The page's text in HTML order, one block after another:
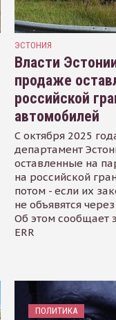
ЭСТОНИЯ
Власти
продаже
российской
автомобилей
С октября 2025
департамент
оставленные на
на российской
потом - если их
не объявятся
Об этом сообщает
ERR
ПОЛИТИКА